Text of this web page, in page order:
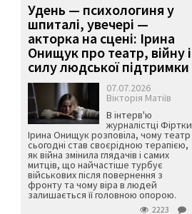
Удень — психологиня у
шпиталі, увечері —
акторка на сцені: Ірина
Онищук про театр, війну і
силу людської підтримки
07.07.2026
Вікторія Матіїв
В інтерв'ю
журналістці Фіртки
Ірина Онищук розповіла, чому театр
сьогодні став своєрідною терапією,
як війна змінила глядачів і самих
митців, що найчастіше турбує
військових після повернення з
фронту та чому віра в людей
залишається її головною опорою.
2223